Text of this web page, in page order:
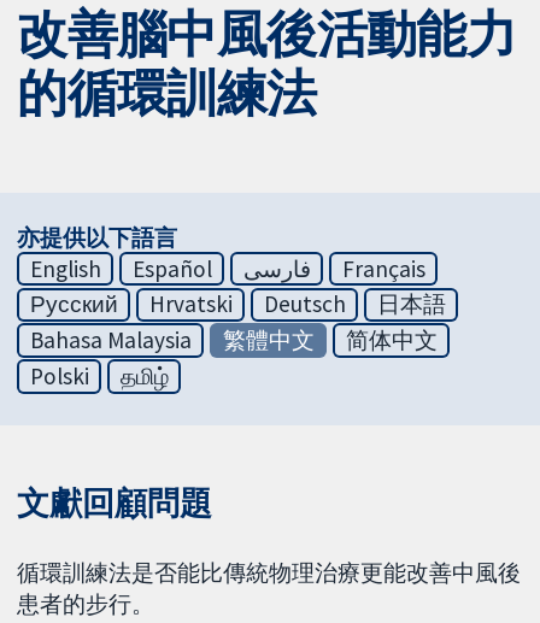
改善腦中風後活動能力
的循環訓練法
亦提供以下語言
English
Español فارسی
Français
Русский
Hrvatski Deutsch
日本語
Bahasa Malaysia
繁體中文
简体中文
Polski
தமிழ்
文獻回顧問題
循環訓練法是否能比傳統物理治療更能改善中風後
患者的步行。